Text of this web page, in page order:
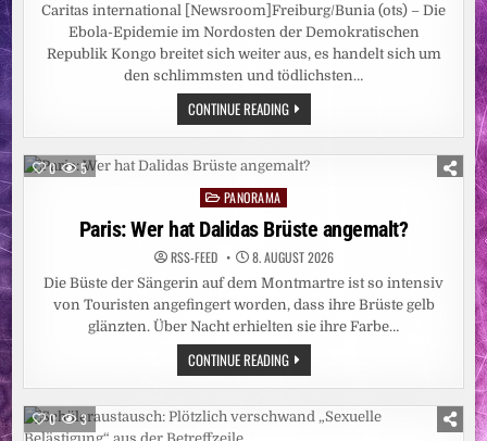
Caritas international [Newsroom]Freiburg/Bunia (ots) – Die
Ebola-Epidemie im Nordosten der Demokratischen
Republik Kongo breitet sich weiter aus, es handelt sich um
den schlimmsten und tödlichsten…
CONTINUE READINGCARITAS:
EBOLA-
EPIDEMIE
DER
DR
LÄNGST
NICHT
BESIEGT
/
ZAHL
DER
BETROFFENEN
PROVINZEN
AUF
FÜNF
ANGESTIEGEN
–
CARITAS
STELLT
WEITERE
0 5
Posted
in
PANORAMA
Paris: Wer hat Dalidas Brüste angemalt?
RSS-FEED 8. AUGUST 2026
Die Büste der Sängerin auf dem Montmartre ist so intensiv
von Touristen angefingert worden, dass ihre Brüste gelb
glänzten. Über Nacht erhielten sie ihre Farbe…
CONTINUE READINGPARIS:
WER
HAT
BRÜSTE
ANGEMALT?
0 3